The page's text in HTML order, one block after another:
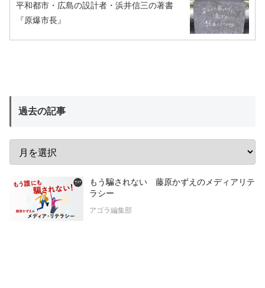
平和都市・広島の設計者・浜井信三の著書
『原爆市長』
過去の記事
もう騙されない 藤原かずえのメディアリテ
ラシー
アゴラ編集部